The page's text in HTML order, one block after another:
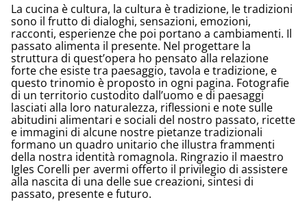
La cucina è cultura, la cultura è tradizione, le tradizioni
sono il frutto di dialoghi, sensazioni, emozioni,
racconti, esperienze che poi portano a cambiamenti. Il
passato alimenta il presente. Nel progettare la
struttura di quest’opera ho pensato alla relazione
forte che esiste tra paesaggio, tavola e tradizione, e
questo trinomio è proposto in ogni pagina. Fotografie
di un territorio custodito dall’uomo e di paesaggi
lasciati alla loro naturalezza, riflessioni e note sulle
abitudini alimentari e sociali del nostro passato, ricette
e immagini di alcune nostre pietanze tradizionali
formano un quadro unitario che illustra frammenti
della nostra identità romagnola. Ringrazio il maestro
Igles Corelli per avermi offerto il privilegio di assistere
alla nascita di una delle sue creazioni, sintesi di
passato, presente e futuro.